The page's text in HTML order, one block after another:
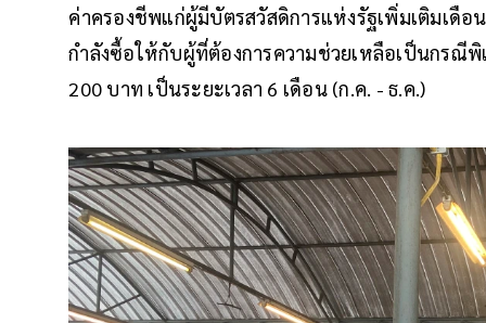
ค่าครองชีพแก่ผู้มีบัตรสวัสดิการแห่งรัฐเพิ่มเติมเดือ
กำลังซื้อให้กับผู้ที่ต้องการความช่วยเหลือเป็นกรณี
200 บาท เป็นระยะเวลา 6 เดือน (ก.ค. - ธ.ค.)